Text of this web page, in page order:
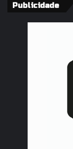
Publicidade